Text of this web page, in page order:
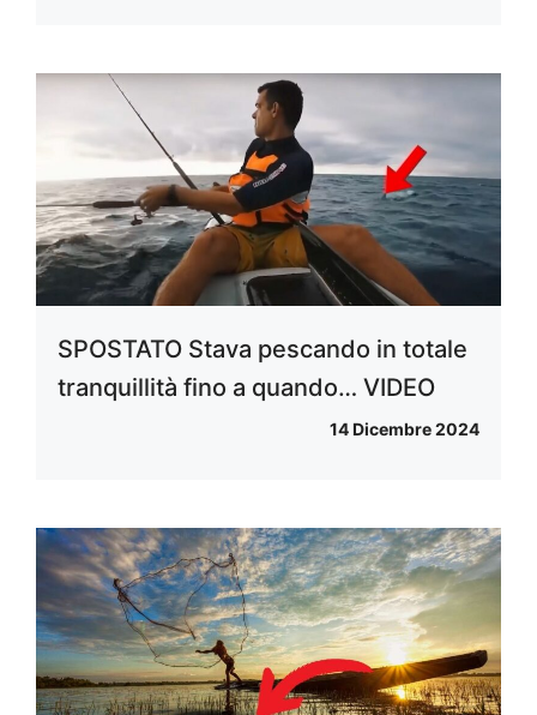
SPOSTATO Stava pescando in totale
tranquillità fino a quando… VIDEO
14 Dicembre 2024